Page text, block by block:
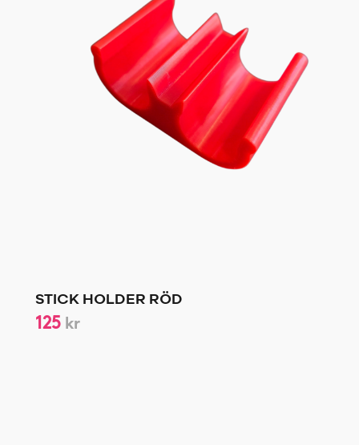
STICK HOLDER RÖD
125 kr